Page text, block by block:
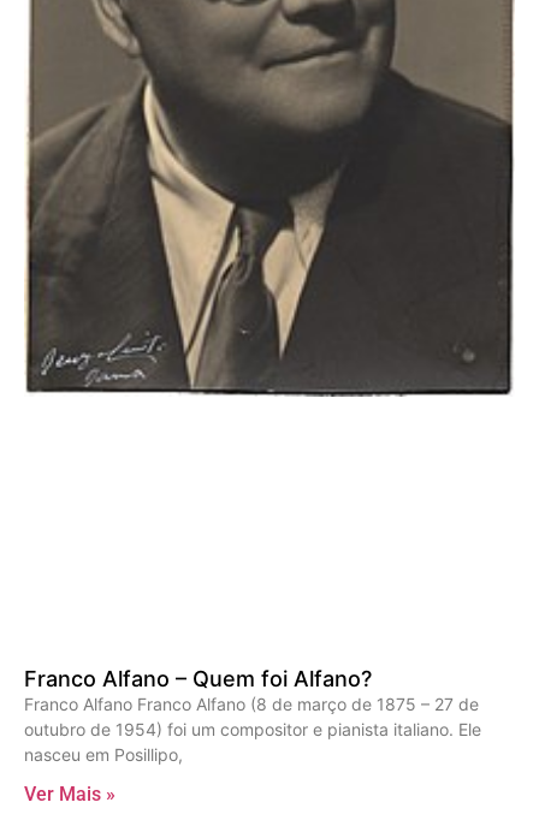
Franco Alfano – Quem foi Alfano?
Franco Alfano Franco Alfano (8 de março de 1875 – 27 de
outubro de 1954) foi um compositor e pianista italiano. Ele
nasceu em Posillipo,
Ver Mais »